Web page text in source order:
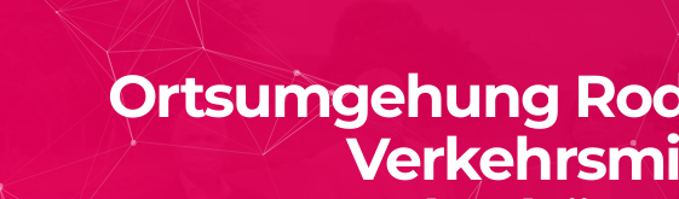
Ortsumgehung